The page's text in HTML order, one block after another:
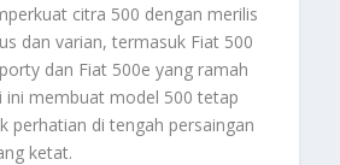
citra 500 dengan merilis
dan varian, termasuk Fiat 500
dan Fiat 500e yang ramah
ini membuat model 500 tetap
perhatian di tengah persaingan
ketat.